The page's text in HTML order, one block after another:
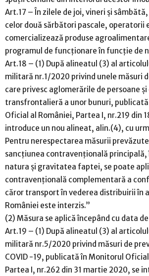
Art.17 – În zilele de joi, vineri și
celor două sărbători pascale, operatorii
comercializează produse
programul de funcționare în funcție de
Art.18 – (1) După alineatul (3) al
militară nr.1/2020 privind unele măsuri
care privesc aglomerările de persoane
transfrontalieră a unor bunuri, publicată
Oficial al României, Partea I, nr.219 din
introduce un nou alineat, alin.(4), cu
Pentru nerespectarea măsurii
sancțiunea contravențională principală,
natura și gravitatea faptei, se poate
contravențională complementară a
căror transport în vederea distribuirii în
României este interzis.”
(2) Măsura se aplică începând cu data
Art.19 – (1) După alineatul (3) al
militară nr.5/2020 privind măsuri de
COVID -19, publicată în Monitorul
Partea I, nr.262 din 31 martie 2020, se